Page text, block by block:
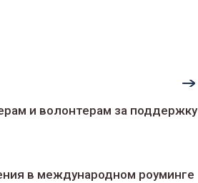
и волонтерам за поддержку
в международном роуминге